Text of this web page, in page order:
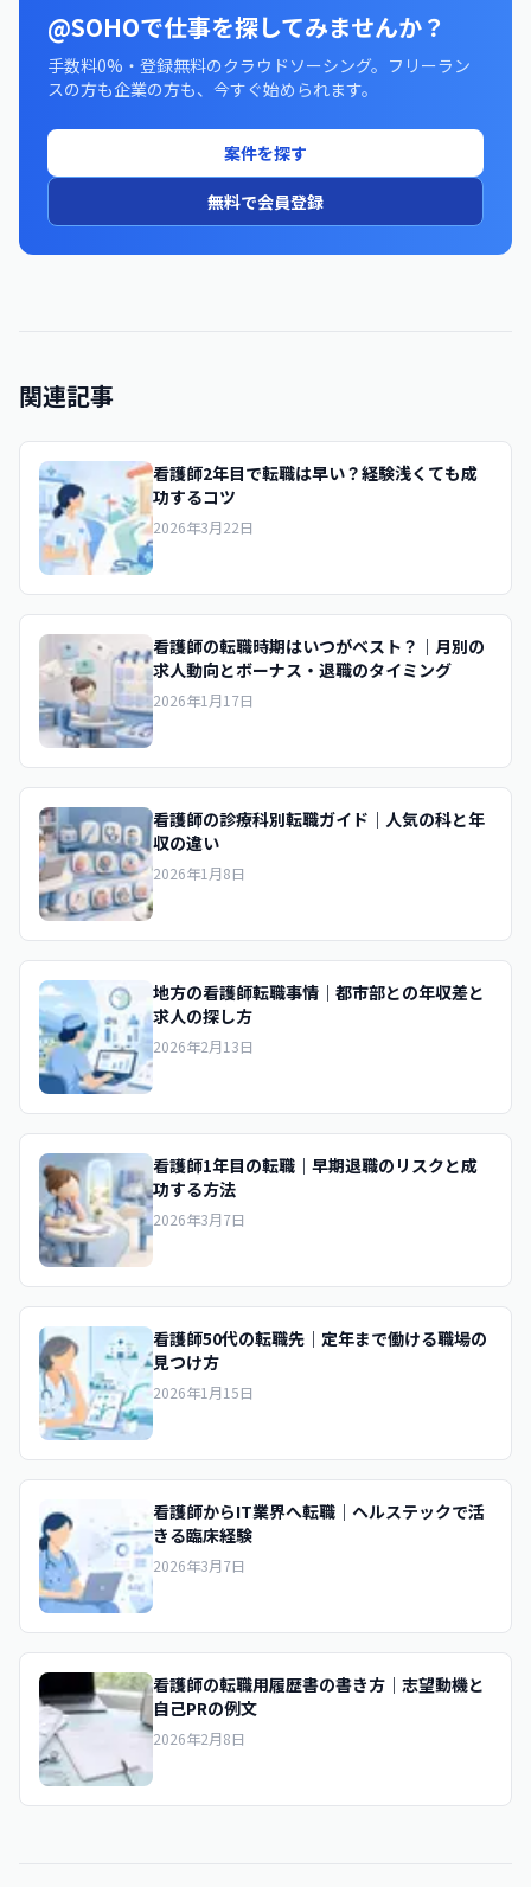
@SOHOで仕事を探してみませんか？
手数料0%・登録無料のクラウドソーシング。フリーラン
スの方も企業の方も、今すぐ始められます。
案件を探す
無料で会員登録
関連記事
看護師2年目で転職は早い？経験浅くても成
功するコツ
2026年3月22日
看護師の転職時期はいつがベスト？｜月別の
求人動向とボーナス・退職のタイミング
2026年1月17日
看護師の診療科別転職ガイド｜人気の科と年
収の違い
2026年1月8日
地方の看護師転職事情｜都市部との年収差と
求人の探し方
2026年2月13日
看護師1年目の転職｜早期退職のリスクと成
功する方法
2026年3月7日
看護師50代の転職先｜定年まで働ける職場の
見つけ方
2026年1月15日
看護師からIT業界へ転職｜ヘルステックで活
きる臨床経験
2026年3月7日
看護師の転職用履歴書の書き方｜志望動機と
自己PRの例文
2026年2月8日